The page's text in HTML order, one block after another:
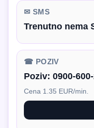
✉ SMS
Trenutno nema
☎ POZIV
Poziv: 0900-
Cena 1.35 EUR/min.